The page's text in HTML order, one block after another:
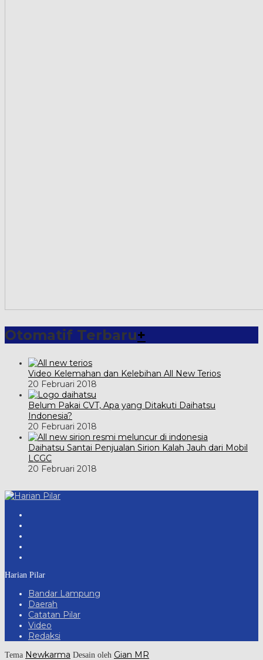
Otomatif Terbaru+
Video Kelemahan dan Kelebihan All New Terios
20 Februari 2018
Belum Pakai CVT, Apa yang Ditakuti Daihatsu
Indonesia?
20 Februari 2018
Daihatsu Santai Penjualan Sirion Kalah Jauh dari Mobil
LCGC
20 Februari 2018
Harian Pilar
Bandar Lampung
Daerah
Catatan Pilar
Video
Redaksi
Tema Newkarma Desain oleh Gian MR